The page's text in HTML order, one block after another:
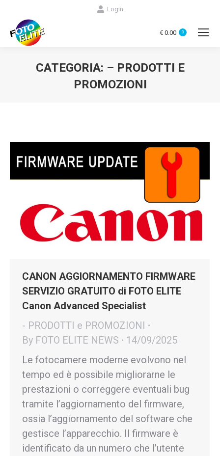
Login
€ 0.00 0
CATEGORIA: – PRODOTTI E
PROMOZIONI
CANON AGGIORNAMENTO FIRMWARE
SERVIZIO GRATUITO di FOTO ELITE
Canon Advanced Specialist
- PRODOTTI e PROMOZIONI
By FOTO ELITE NEWS
14/09/2025
Le fotocamere moderne evolvono nel
tempo ed è possibile migliorarne le
prestazioni o correggere eventuali bug
tramite l’aggiornamento del firmware,
ossia l’aggiornamento del software che
gestisce l’apparecchio. Il firmware è
identificato da un numero che l’utente